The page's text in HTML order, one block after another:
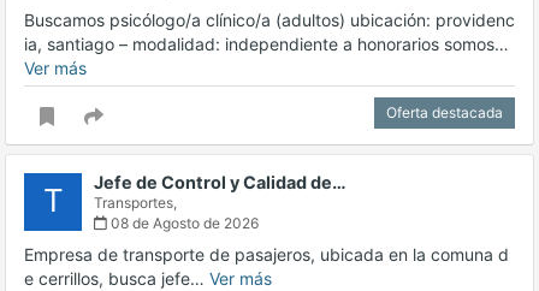
Buscamos psicólogo/a clínico/a (adultos) ubicación: providenc
ia, santiago – modalidad: independiente a honorarios somos…
Ver más
Oferta destacada
T Jefe de Control y Calidad de…
Transportes,
08 de Agosto de 2026
Empresa de transporte de pasajeros, ubicada en la comuna d
e cerrillos, busca jefe… Ver más